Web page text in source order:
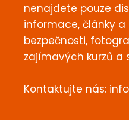
nenajdete pouze
informace, články
bezpečnosti,
zajímavých kurzů a
Kontaktujte nás: